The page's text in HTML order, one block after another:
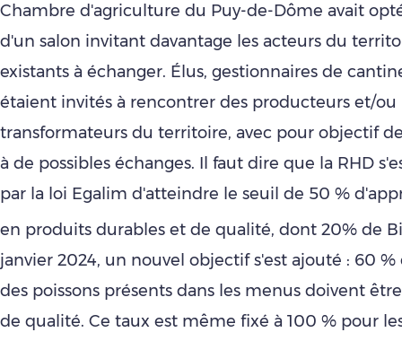
Chambre d'agriculture du Puy-de-Dôme avait
d'un salon invitant davantage les acteurs du
existants à échanger. Élus, gestionnaires de
étaient invités à rencontrer des producteurs et/ou
transformateurs du territoire, avec pour objectif
à de possibles échanges. Il faut dire que la RHD
par la loi Egalim d'atteindre le seuil de 50 %
en produits durables et de qualité, dont 20% de
janvier 2024, un nouvel objectif s'est ajouté : 60 %
des poissons présents dans les menus doivent
de qualité. Ce taux est même fixé à 100 % pour